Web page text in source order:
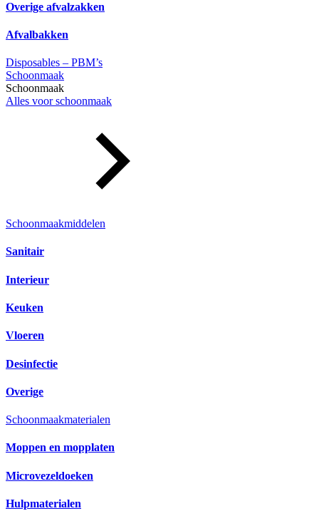
Overige afvalzakken
Afvalbakken
Disposables – PBM’s
Schoonmaak
Schoonmaak
Alles voor schoonmaak
Schoonmaakmiddelen
Sanitair
Interieur
Keuken
Vloeren
Desinfectie
Overige
Schoonmaakmaterialen
Moppen en mopplaten
Microvezeldoeken
Hulpmaterialen